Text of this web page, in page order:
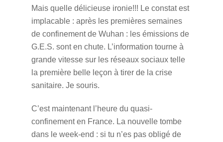
Mais quelle délicieuse ironie!!! Le constat est
implacable : après les premières semaines
de confinement de Wuhan : les émissions de
G.E.S. sont en chute. L’information tourne à
grande vitesse sur les réseaux sociaux telle
la première belle leçon à tirer de la crise
sanitaire. Je souris.
C’est maintenant l’heure du quasi-
confinement en France. La nouvelle tombe
dans le week-end : si tu n’es pas obligé de